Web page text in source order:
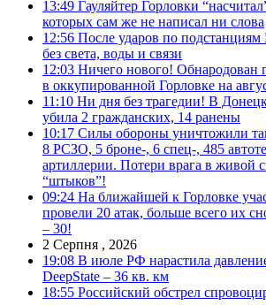
13:49 Гауляйтер Горловки
которых сам же не написал ни слова
12:56 После ударов по подстанциям
без света, воды и связи
12:03 Ничего нового! Обнародован
в оккупированной Горловке на
11:10 Ни дня без трагедии! В
убила 2 гражданских, 14 ранены
10:17 Силы обороны уничтожили
8 РСЗО, 5 броне-, 6 спец-, 485
артиллерии. Потери врага в живой
“штыков”!
09:24 На ближайшей к Горловке
провели 20 атак, больше всего их
– 30!
2 Серпня , 2026
19:08 В июле РФ нарастила
DeepState – 36 кв. км
18:55 Российский обстрел